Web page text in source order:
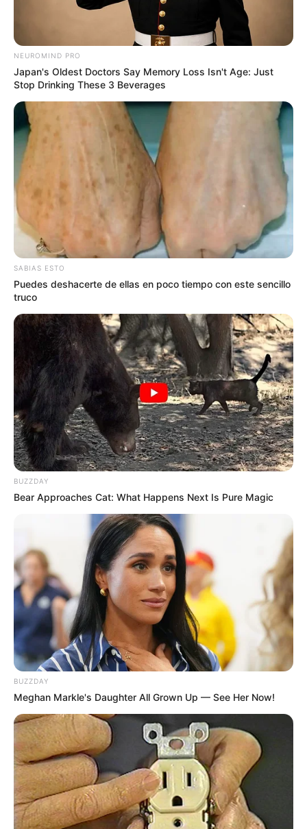
NEUROMIND PRO
Japan's Oldest Doctors Say Memory Loss Isn't Age: Just
Stop Drinking These 3 Beverages
SABIAS ESTO
Puedes deshacerte de ellas en poco tiempo con este sencillo
truco
BUZZDAY
Bear Approaches Cat: What Happens Next Is Pure Magic
BUZZDAY
Meghan Markle's Daughter All Grown Up — See Her Now!